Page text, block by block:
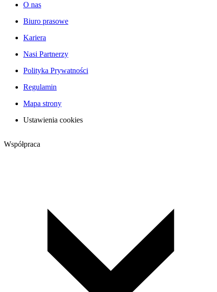
O nas
Biuro prasowe
Kariera
Nasi Partnerzy
Polityka Prywatności
Regulamin
Mapa strony
Ustawienia cookies
Współpraca